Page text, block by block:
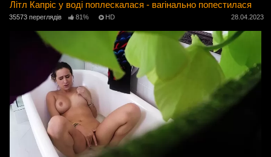
Літл Капріс у воді поплескалася - вагінально попестилася
35573 переглядів 81% HD 28.04.2023